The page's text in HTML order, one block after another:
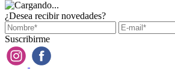
¿Desea recibir novedades?
Suscribirme